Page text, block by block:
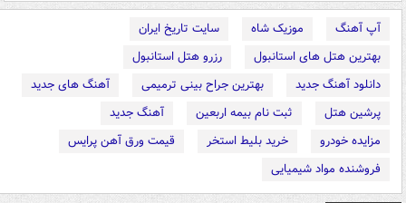
آپ آهنگ موزیک شاه
سایت تاریخ ایران
بهترین هتل های استانبول
رزرو هتل استانبول
دانلود آهنگ جدید
بهترین جراح بینی ترمیمی
آهنگ های جدید
پرشین هتل
ثبت نام بیمه اربعین
آهنگ جدید
مزایده خودرو
خرید بلیط استخر
قیمت ورق آهن پرایس
فروشنده مواد شیمیایی